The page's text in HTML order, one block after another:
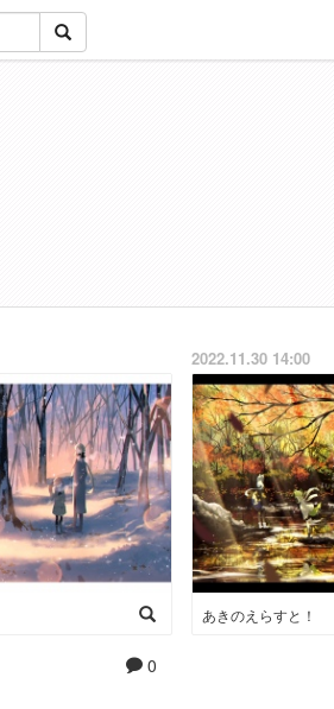
0
2022.11.30 14:00
あきのえらすと！